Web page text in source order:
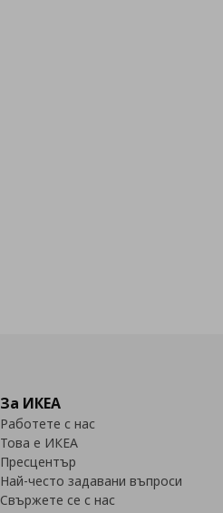
За ИКЕА
Работете с нас
Това е ИКЕА
Пресцентър
Най-често задавани въпроси
Свържете се с нас